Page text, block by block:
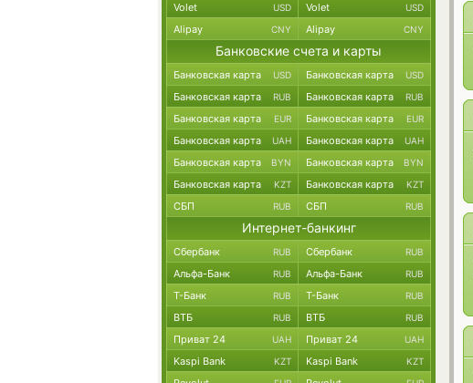
Volet USD Volet USD
Alipay CNY Alipay CNY
Банковские счета и карты
Банковская карта USD Банковская карта USD
Банковская карта RUB Банковская карта RUB
Банковская карта EUR Банковская карта EUR
Банковская карта UAH Банковская карта UAH
Банковская карта BYN Банковская карта BYN
Банковская карта KZT Банковская карта KZT
СБП RUB СБП RUB
Интернет-банкинг
Сбербанк RUB Сбербанк RUB
Альфа-Банк RUB Альфа-Банк RUB
Т-Банк RUB Т-Банк RUB
ВТБ RUB ВТБ RUB
Приват 24 UAH Приват 24 UAH
Kaspi Bank KZT Kaspi Bank KZT